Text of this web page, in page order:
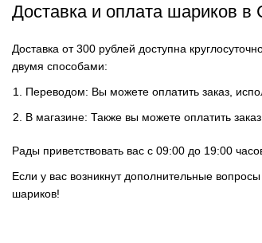
Доставка и оплата шариков в
Доставка от 300 рублей доступна
двумя способами:
Переводом: Вы можете оплатить заказ,
В магазине: Также вы можете оплатить
Рады приветствовать вас с 09:00 до 19:00
Если у вас возникнут дополнительные
шариков!